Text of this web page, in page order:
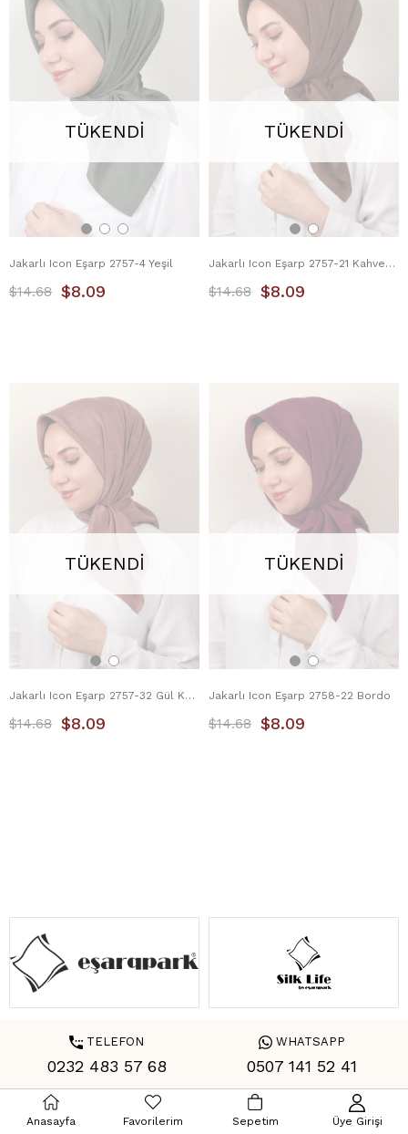
TÜKENDI
Jakarlı Icon Eşarp 2757-4 Yeşil
$8.09
$14.68
TÜKENDI
Jakarlı Icon Eşarp 2757-21 Kahverengi
$8.09
$14.68
TÜKENDI
Jakarlı Icon Eşarp 2757-32 Gül Kurusu
$8.09
$14.68
TÜKENDI
Jakarlı Icon Eşarp 2758-22 Bordo
$8.09
$14.68
TELEFON
0232 483 57 68
WHATSAPP
0507 141 52 41
Anasayfa Favorilerim Sepetim Üye Girişi